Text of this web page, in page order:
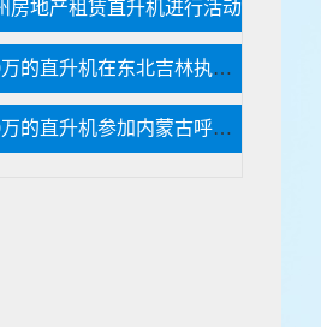
房地产租赁直升机进行活动
价值400万的直升机在东北吉林执行巡查任务
价值400万的直升机参加内蒙古呼伦贝尔静展活动